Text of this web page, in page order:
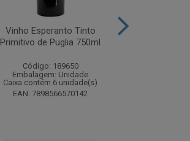
Vinho Esperanto Tinto
Primitivo de Puglia 750ml
Código: 189650
Embalagem: Unidade
Caixa contém 6 unidade(s)
EAN: 7898566570142